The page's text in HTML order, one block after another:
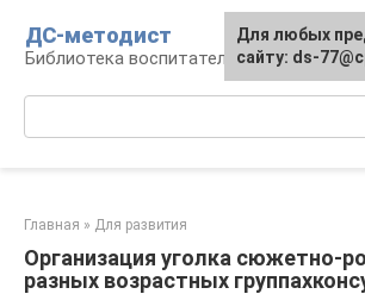
контенту
ДС-методист
Библиотека воспитателя
Главная » Для развития
Организация уголка сюжетно-
разных возрастных
Для любых
сайту: ds-